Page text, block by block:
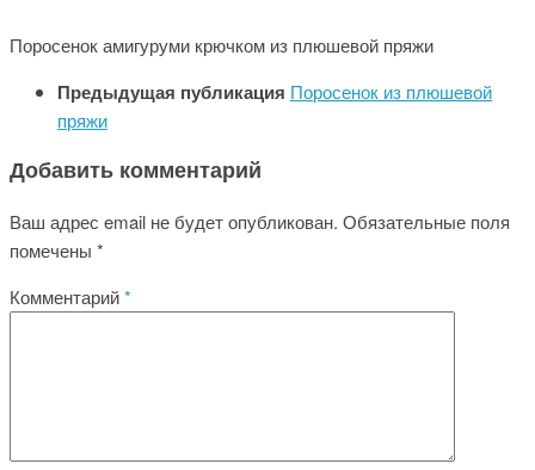
Поросенок амигуруми крючком из плюшевой пряжи
Предыдущая публикация Поросенок из плюшевой
пряжи
Добавить комментарий
Ваш адрес email не будет опубликован. Обязательные поля
помечены *
Комментарий*